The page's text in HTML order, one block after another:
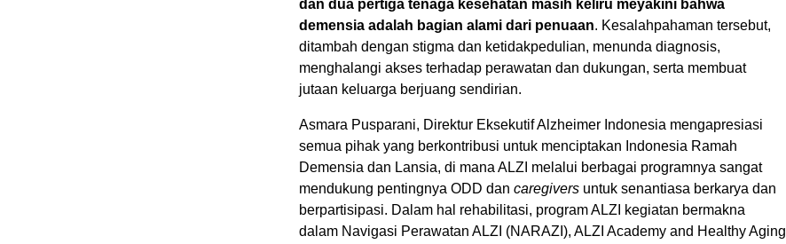
dan dua pertiga tenaga kesehatan masih keliru meyakini bahwa
demensia adalah bagian alami dari penuaan. Kesalahpahaman tersebut,
ditambah dengan stigma dan ketidakpedulian, menunda diagnosis,
menghalangi akses terhadap perawatan dan dukungan, serta membuat
jutaan keluarga berjuang sendirian.
Asmara Pusparani, Direktur Eksekutif Alzheimer Indonesia mengapresiasi
semua pihak yang berkontribusi untuk menciptakan Indonesia Ramah
Demensia dan Lansia, di mana ALZI melalui berbagai programnya sangat
mendukung pentingnya ODD dan caregivers untuk senantiasa berkarya dan
berpartisipasi. Dalam hal rehabilitasi, program ALZI kegiatan bermakna
dalam Navigasi Perawatan ALZI (NARAZI), ALZI Academy and Healthy Aging